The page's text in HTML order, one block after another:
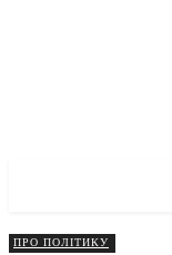
ПРО ПОЛІТИКУ